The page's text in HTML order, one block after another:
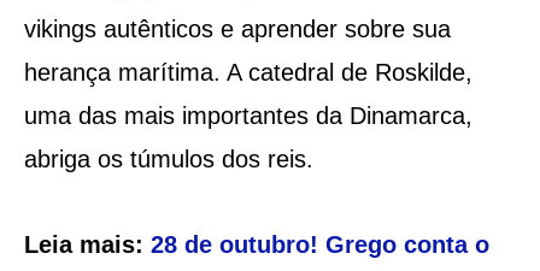
vikings autênticos e aprender sobre sua
herança marítima. A catedral de Roskilde,
uma das mais importantes da Dinamarca,
abriga os túmulos dos reis.
Leia mais: 28 de outubro! Grego conta o